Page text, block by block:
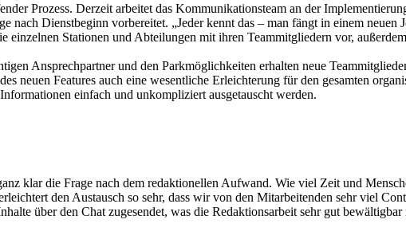
Prozess. Derzeit arbeitet das Kommunikationsteam an der
nach Dienstbeginn vorbereitet. „Jeder kennt das – man fängt in einem neuen
einzelnen Stationen und Abteilungen mit ihren Teammitgliedern vor,
Ansprechpartner und den Parkmöglichkeiten erhalten neue
neuen Features auch eine wesentliche Erleichterung für den gesamten
einfach und unkompliziert ausgetauscht werden.
klar die Frage nach dem redaktionellen Aufwand. Wie viel Zeit und
den Austausch so sehr, dass wir von den Mitarbeitenden sehr viel
über den Chat zugesendet, was die Redaktionsarbeit sehr gut bewältigbar